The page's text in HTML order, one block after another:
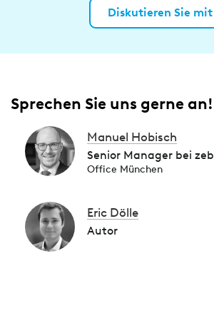
Diskutieren Sie mit
Sprechen Sie uns gerne an!
Manuel Hobisch
Senior Manager bei zeb
Office München
Eric Dölle
Autor